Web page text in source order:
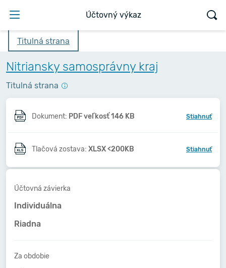
Účtovný výkaz
Titulná strana
Nitriansky samosprávny kraj
Titulná strana
Dokument: PDF veľkosť 146 KB Stiahnuť
Tlačová zostava: XLSX <200KB Stiahnuť
Účtovná závierka
Individuálna
Riadna
Za obdobie